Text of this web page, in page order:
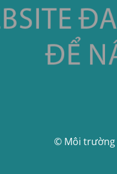
© Môi trường